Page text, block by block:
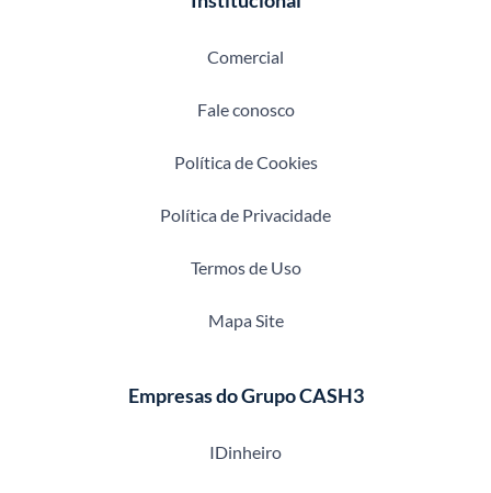
Comercial
Fale conosco
Política de Cookies
Política de Privacidade
Termos de Uso
Mapa Site
Empresas do Grupo CASH3
IDinheiro